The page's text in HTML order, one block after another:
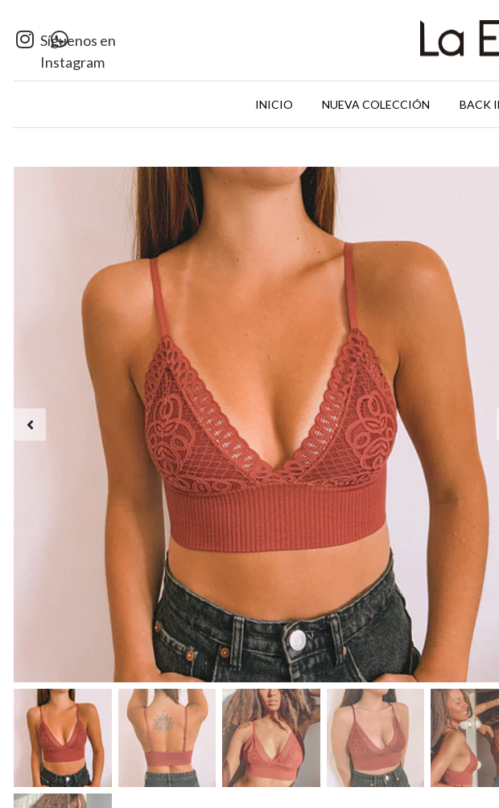
Síguenos en
Instagram
INICIO NUEVA COLECCIÓN BACK